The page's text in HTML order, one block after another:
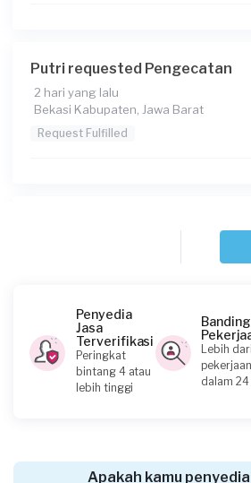
Putri requested Pengecatan
2 hari yang lalu
Bekasi Kabupaten, Jawa Barat
Request Fulfilled
Intan Laraz requested
Penyedia
Jasa
Terverifikasi
Peringkat
bintang 4 atau
lebih tinggi
Lebih
pekerjaan
dalam 24
Apakah kamu